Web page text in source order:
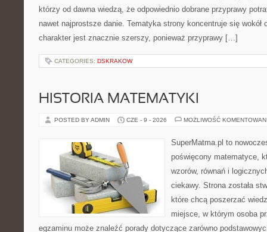
którzy od dawna wiedzą, że odpowiednio dobrane przyprawy
nawet najprostsze danie. Tematyka strony koncentruje się wokół
charakter jest znacznie szerszy, ponieważ przyprawy […]
CATEGORIES: DSKRAKOW
HISTORIA MATEMATYKI
POSTED BY ADMIN CZE - 9 - 2026 MOŻLIWOŚĆ
SuperMatma.pl to
poświęcony matematyce,
wzorów, równań i
ciekawy. Strona została
które chcą poszerzać
miejsce, w którym osoba
egzaminu może znaleźć porady dotyczące zarówno